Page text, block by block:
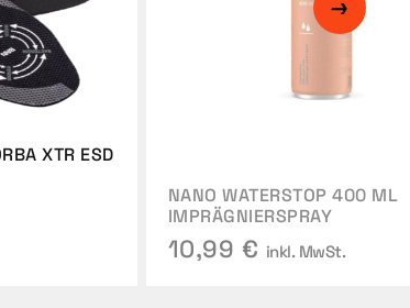
XTR ESD
NANO WATERSTOP 400 ML
IMPRÄGNIERSPRAY
10,99 € inkl. MwSt.